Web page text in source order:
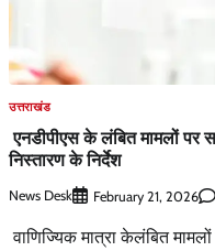
उत्तराखंड
एनडीपीएस के लंबित मामलों पर
निस्तारण के निर्देश
News Desk February 21, 2026
वाणिज्यिक मात्रा केलंबित